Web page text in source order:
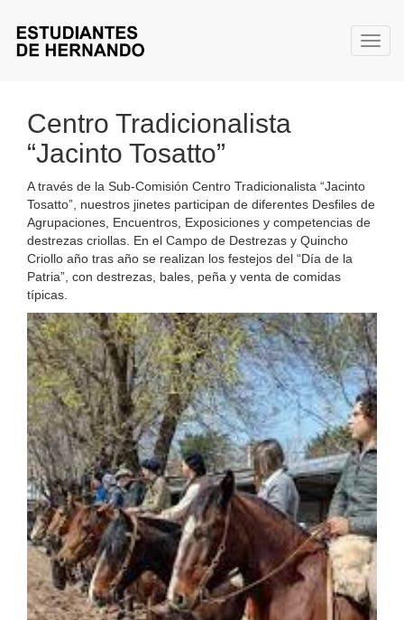
Centro Tradicionalista
“Jacinto Tosatto”
A través de la Sub-Comisión Centro Tradicionalista “Jacinto
Tosatto”, nuestros jinetes participan de diferentes Desfiles de
Agrupaciones, Encuentros, Exposiciones y competencias de
destrezas criollas. En el Campo de Destrezas y Quincho
Criollo año tras año se realizan los festejos del “Día de la
Patria”, con destrezas, bales, peña y venta de comidas
típicas.